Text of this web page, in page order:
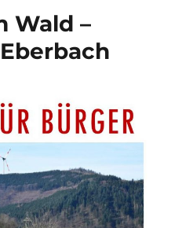
Wald –